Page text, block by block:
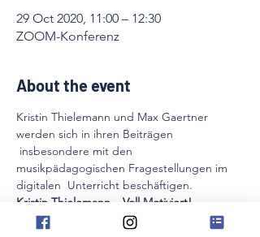
29 Oct 2020, 11:00 – 12:30
ZOOM-Konferenz
About the event
Kristin Thielemann und Max Gaertner
werden sich in ihren Beiträgen
insbesondere mit den
musikpädagogischen Fragestellungen im
digitalen  Unterricht beschäftigen.
Kristin Thielemann – Voll Motiviert!
Was ist Motivation?